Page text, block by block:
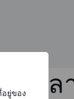
ยู่ของรพ